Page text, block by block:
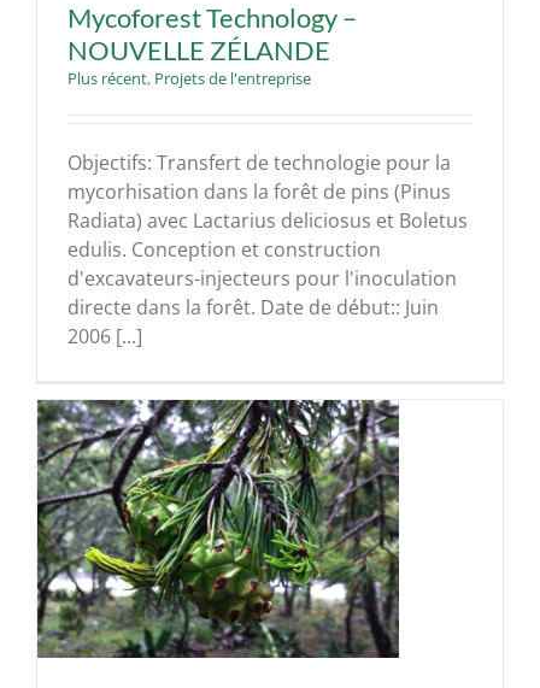
Mycoforest Technology –
NOUVELLE ZÉLANDE
Plus récent, Projets de l'entreprise
Objectifs: Transfert de technologie pour la
mycorhisation dans la forêt de pins (Pinus
Radiata) avec Lactarius deliciosus et Boletus
edulis. Conception et construction
d'excavateurs-injecteurs pour l'inoculation
directe dans la forêt. Date de début:: Juin
2006 [...]